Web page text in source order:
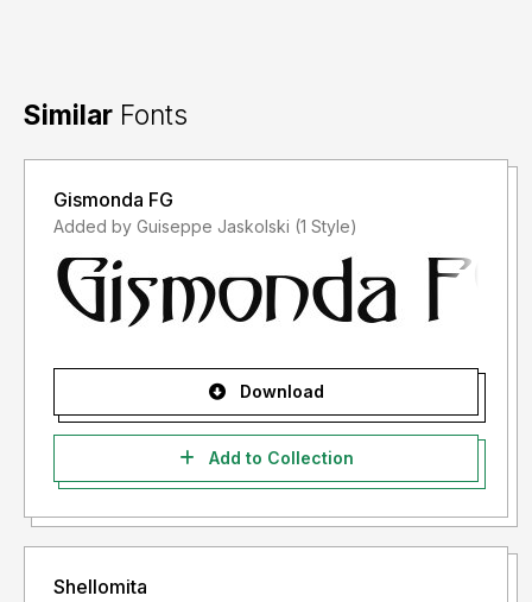
Similar Fonts
Gismonda FG
Added by Guiseppe Jaskolski (1 Style)
Download
Add to Collection
Shellomita